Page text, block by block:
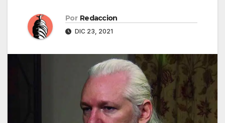
Por Redaccion
DIC 23, 2021